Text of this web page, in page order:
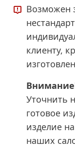
Возможен
клиенту,
Уточнить
готовое
изделие
наших